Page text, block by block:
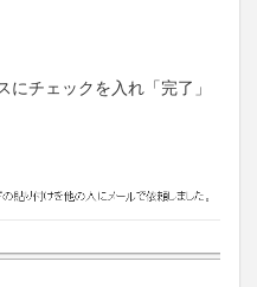
チェックを入れ「完了」